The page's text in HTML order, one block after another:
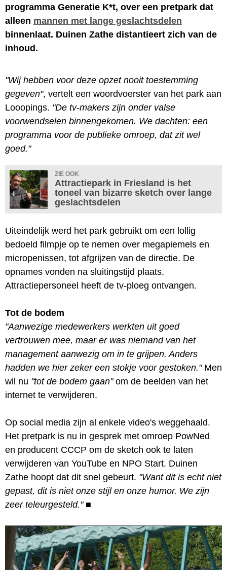
programma Generatie K*t, over een pretpark dat
alleen mannen met lange geslachtsdelen
binnenlaat. Duinen Zathe distantieert zich van de
inhoud.
"Wij hebben voor deze opzet nooit toestemming
gegeven", vertelt een woordvoerster van het park aan
Looopings. "De tv-makers zijn onder valse
voorwendselen binnengekomen. We dachten: een
programma voor de publieke omroep, dat zit wel
goed."
ZIE OOK
Attractiepark in Friesland is het
toneel van bizarre sketch over lange
geslachtsdelen
Uiteindelijk werd het park gebruikt om een lollig
bedoeld filmpje op te nemen over megapiemels en
micropenissen, tot afgrijzen van de directie. De
opnames vonden na sluitingstijd plaats.
Attractiepersoneel heeft de tv-ploeg ontvangen.
Tot de bodem
"Aanwezige medewerkers werkten uit goed
vertrouwen mee, maar er was niemand van het
management aanwezig om in te grijpen. Anders
hadden we hier zeker een stokje voor gestoken."Men
wil nu "tot de bodem gaan"om de beelden van het
internet te verwijderen.
Op social media zijn al enkele video's weggehaald.
Het pretpark is nu in gesprek met omroep PowNed
en producent CCCP om de sketch ook te laten
verwijderen van YouTube en NPO Start. Duinen
Zathe hoopt dat dit snel gebeurt. "Want dit is echt niet
gepast, dit is niet onze stijl en onze humor. We zijn
zeer teleurgesteld." ■